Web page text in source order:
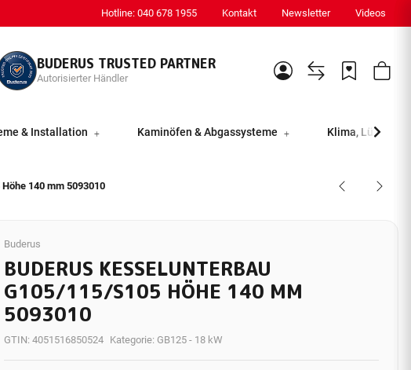
Hotline: 040 678 1955 Kontakt Newsletter Videos
BUDERUS TRUSTED PARTNER
Autorisierter Händler
& Installation Kaminöfen & Abgassysteme Klima, Lüftung
140 mm 5093010
Buderus
BUDERUS KESSELUNTERBAU
G105/115/S105 HÖHE 140 MM
5093010
GTIN: 4051516850524 Kategorie: GB125 - 18 kW